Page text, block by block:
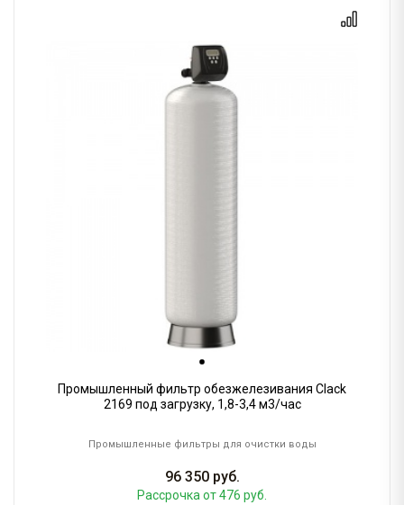
Промышленный фильтр обезжелезивания Clack
2169 под загрузку, 1,8-3,4 м3/час
Промышленные фильтры для очистки воды
96 350руб.
Рассрочка от 476 руб.